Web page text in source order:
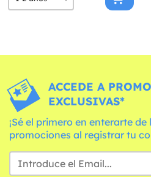
ACCEDE A
EXCLUSIVAS*
¡Sé el primero en enterarte
promociones al registrar tu